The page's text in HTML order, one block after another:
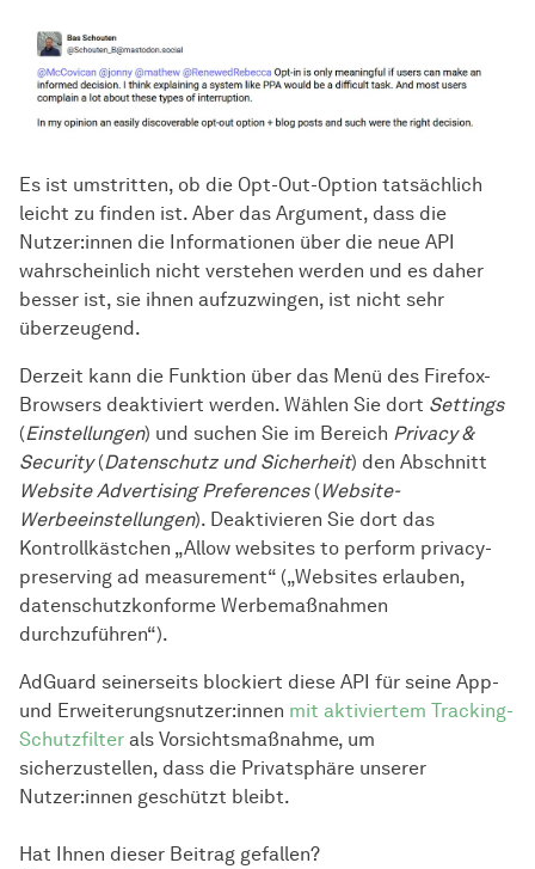
Es ist umstritten, ob die Opt-Out-Option tatsächlich
leicht zu finden ist. Aber das Argument, dass die
Nutzer:innen die Informationen über die neue API
wahrscheinlich nicht verstehen werden und es daher
besser ist, sie ihnen aufzuzwingen, ist nicht sehr
überzeugend.
Derzeit kann die Funktion über das Menü des Firefox-
Browsers deaktiviert werden. Wählen Sie dort Settings
(Einstellungen) und suchen Sie im Bereich Privacy &
Security(Datenschutz und Sicherheit) den Abschnitt
Website Advertising Preferences(Website-
Werbeeinstellungen). Deaktivieren Sie dort das
Kontrollkästchen „Allow websites to perform privacy-
preserving ad measurement“ („Websites erlauben,
datenschutzkonforme Werbemaßnahmen
durchzuführen“).
AdGuard seinerseits blockiert diese API für seine App-
und Erweiterungsnutzer:innen mit aktiviertem Tracking-
Schutzfilter als Vorsichtsmaßnahme, um
sicherzustellen, dass die Privatsphäre unserer
Nutzer:innen geschützt bleibt.
Hat Ihnen dieser Beitrag gefallen?